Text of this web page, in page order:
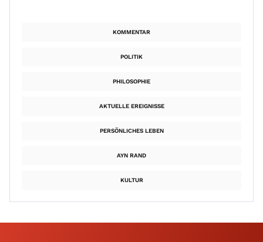
KOMMENTAR
POLITIK
PHILOSOPHIE
AKTUELLE EREIGNISSE
PERSÖNLICHES LEBEN
AYN RAND
KULTUR